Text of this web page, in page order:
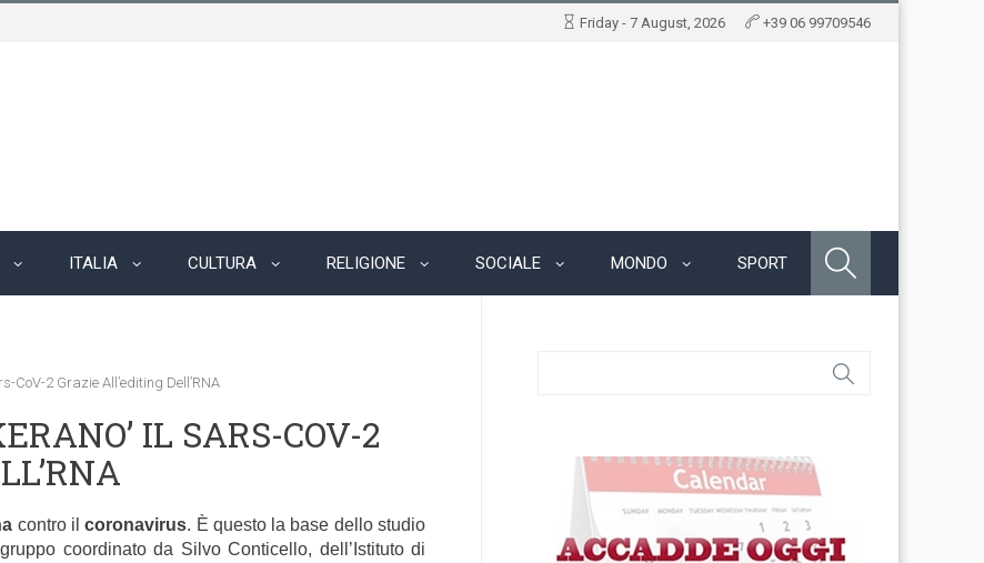
Friday - 7 August, 2026 +39 06 99709546
ITALIA CULTURA RELIGIONE SOCIALE MONDO SPORT
CoV-2 Grazie All’editing Dell’RNA
IL SARS-COV-2
contro ilcoronavirus. È questo la base dello studio
coordinato da Silvo Conticello, dell’Istituto di